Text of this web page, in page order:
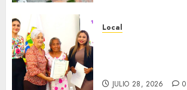
Local
JULIO 28, 2026 0